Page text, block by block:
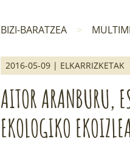
BIZI-BARATZEA
2016-05-09 | ELKARRIZKETAK
AITOR ARANBURU,
EKOLOGIKO